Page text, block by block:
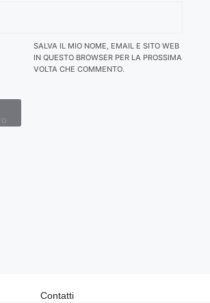
SALVA IL MIO NOME, EMAIL E SITO WEB
IN QUESTO BROWSER PER LA PROSSIMA
VOLTA CHE COMMENTO.
Contatti